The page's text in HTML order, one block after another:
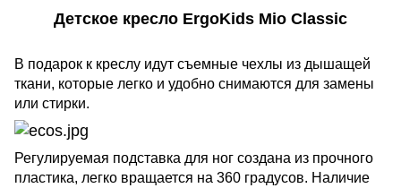
Детское кресло ErgoKids Mio Classic
В подарок к креслу идут съемные чехлы из дышащей
ткани, которые легко и удобно снимаются для замены
или стирки.
Регулируемая подставка для ног создана из прочного
пластика, легко вращается на 360 градусов. Наличие